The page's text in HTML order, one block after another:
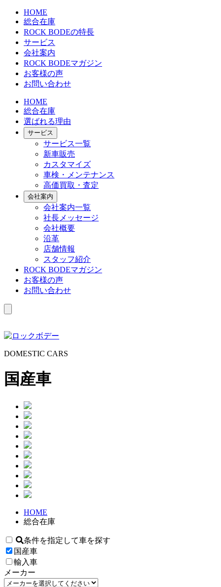
HOME
総合在庫
ROCK BODEの特長
サービス
会社案内
ROCK BODEマガジン
お客様の声
お問い合わせ
HOME
総合在庫
選ばれる理由
サービス
サービス一覧
新車販売
カスタマイズ
車検・メンテナンス
高価買取・査定
会社案内
会社案内一覧
社長メッセージ
会社概要
沿革
店舗情報
スタッフ紹介
ROCK BODEマガジン
お客様の声
お問い合わせ
DOMESTIC CARS
国産車
HOME
総合在庫
条件を指定して車を探す
国産車
輸入車
メーカー